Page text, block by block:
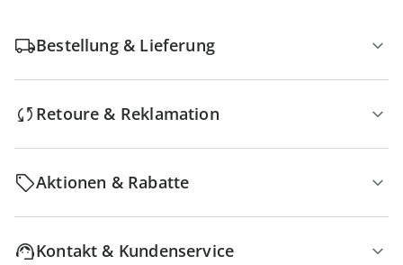
Bestellung & Lieferung
Retoure & Reklamation
Aktionen & Rabatte
Kontakt & Kundenservice